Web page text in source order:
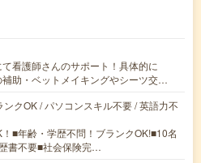
看護師さんのサポート！具体的に
助・ベットメイキングやシーツ交…
クOK / パソコンスキル不要 / 英語力不
■年齢・学歴不問！ブランクOK!■10名
書不要■社会保険完…